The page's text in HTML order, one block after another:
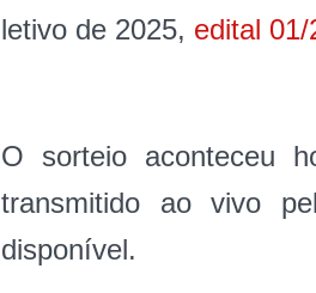
letivo de 2025, edital
O sorteio aconteceu
transmitido ao vivo
disponível.